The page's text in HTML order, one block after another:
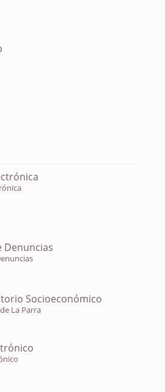
Denuncias
Socioeconómico
La Parra